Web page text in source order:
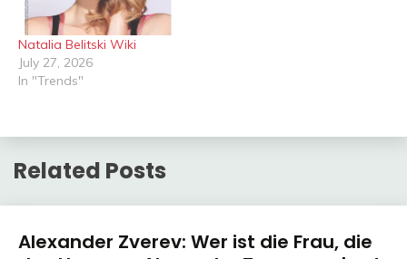
Natalia Belitski Wiki
July 27, 2026
In "Trends"
Related Posts
Trends
Alexander Zverev: Wer ist die Frau, die